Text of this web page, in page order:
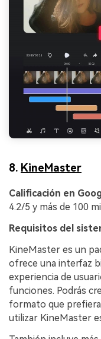
8. KineMaster
Calificación en
4.2/5 y más de 100
Requisitos del
KineMaster es un
ofrece una interfaz
experiencia de
funciones. Podrás
formato que
utilizar KineMaster